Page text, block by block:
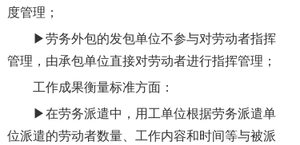
度管理；
▶劳务外包的发包单位不参与对劳动者指挥
管理，由承包单位直接对劳动者进行指挥管理；
工作成果衡量标准方面：
▶在劳务派遣中，用工单位根据劳务派遣单
位派遣的劳动者数量、工作内容和时间等与被派